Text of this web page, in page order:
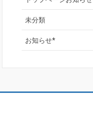
未分類
お知らせ*